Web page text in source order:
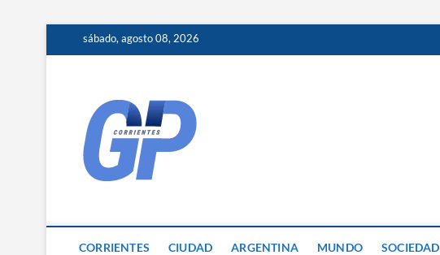
sábado, agosto 08, 2026
CORRIENTES CIUDAD ARGENTINA MUNDO SOCIEDAD